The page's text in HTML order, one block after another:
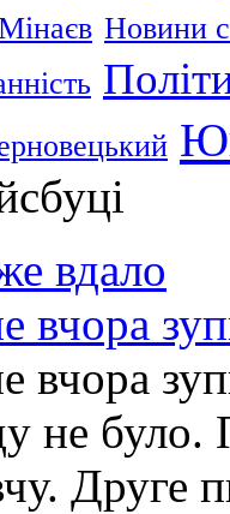
Новини
вдало
вчора
вчора
не було.
Друге